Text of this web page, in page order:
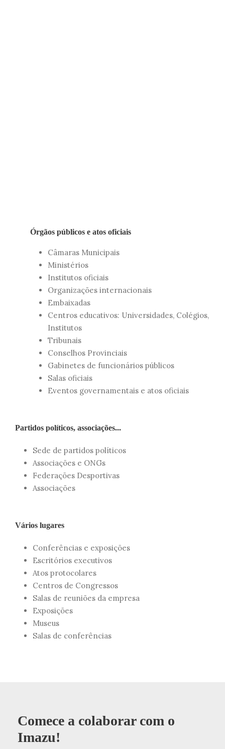
Órgãos públicos e atos oficiais
Câmaras Municipais
Ministérios
Institutos oficiais
Organizações internacionais
Embaixadas
Centros educativos: Universidades, Colégios,
Institutos
Tribunais
Conselhos Provinciais
Gabinetes de funcionários públicos
Salas oficiais
Eventos governamentais e atos oficiais
Partidos políticos, associações...
Sede de partidos políticos
Associações e ONGs
Federações Desportivas
Associações
Vários lugares
Conferências e exposições
Escritórios executivos
Atos protocolares
Centros de Congressos
Salas de reuniões da empresa
Exposições
Museus
Salas de conferências
Comece a colaborar com o
Imazu!